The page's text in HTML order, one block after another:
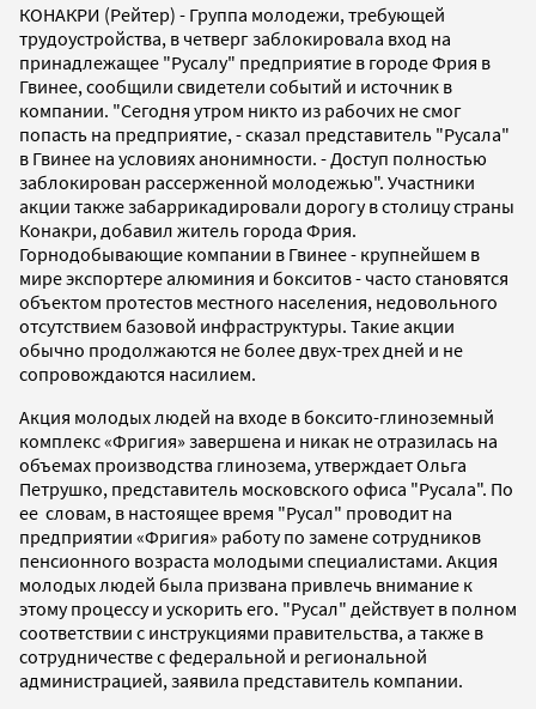
КОНАКРИ (Рейтер) - Группа молодежи, требующей
трудоустройства, в четверг заблокировала вход на
принадлежащее "Русалу" предприятие в городе Фрия в
Гвинее, сообщили свидетели событий и источник в
компании. "Сегодня утром никто из рабочих не смог
попасть на предприятие, - сказал представитель "Русала"
в Гвинее на условиях анонимности. - Доступ полностью
заблокирован рассерженной молодежью". Участники
акции также забаррикадировали дорогу в столицу страны
Конакри, добавил житель города Фрия.
Горнодобывающие компании в Гвинее - крупнейшем в
мире экспортере алюминия и бокситов - часто становятся
объектом протестов местного населения, недовольного
отсутствием базовой инфраструктуры. Такие акции
обычно продолжаются не более двух-трех дней и не
сопровождаются насилием.
Акция молодых людей на входе в боксито-глиноземный
комплекс «Фригия» завершена и никак не отразилась на
объемах производства глинозема, утверждает Ольга
Петрушко, представитель московского офиса "Русала". По
ее словам, в настоящее время "Русал" проводит на
предприятии «Фригия» работу по замене сотрудников
пенсионного возраста молодыми специалистами. Акция
молодых людей была призвана привлечь внимание к
этому процессу и ускорить его. "Русал" действует в полном
соответствии с инструкциями правительства, а также в
сотрудничестве с федеральной и региональной
администрацией, заявила представитель компании.